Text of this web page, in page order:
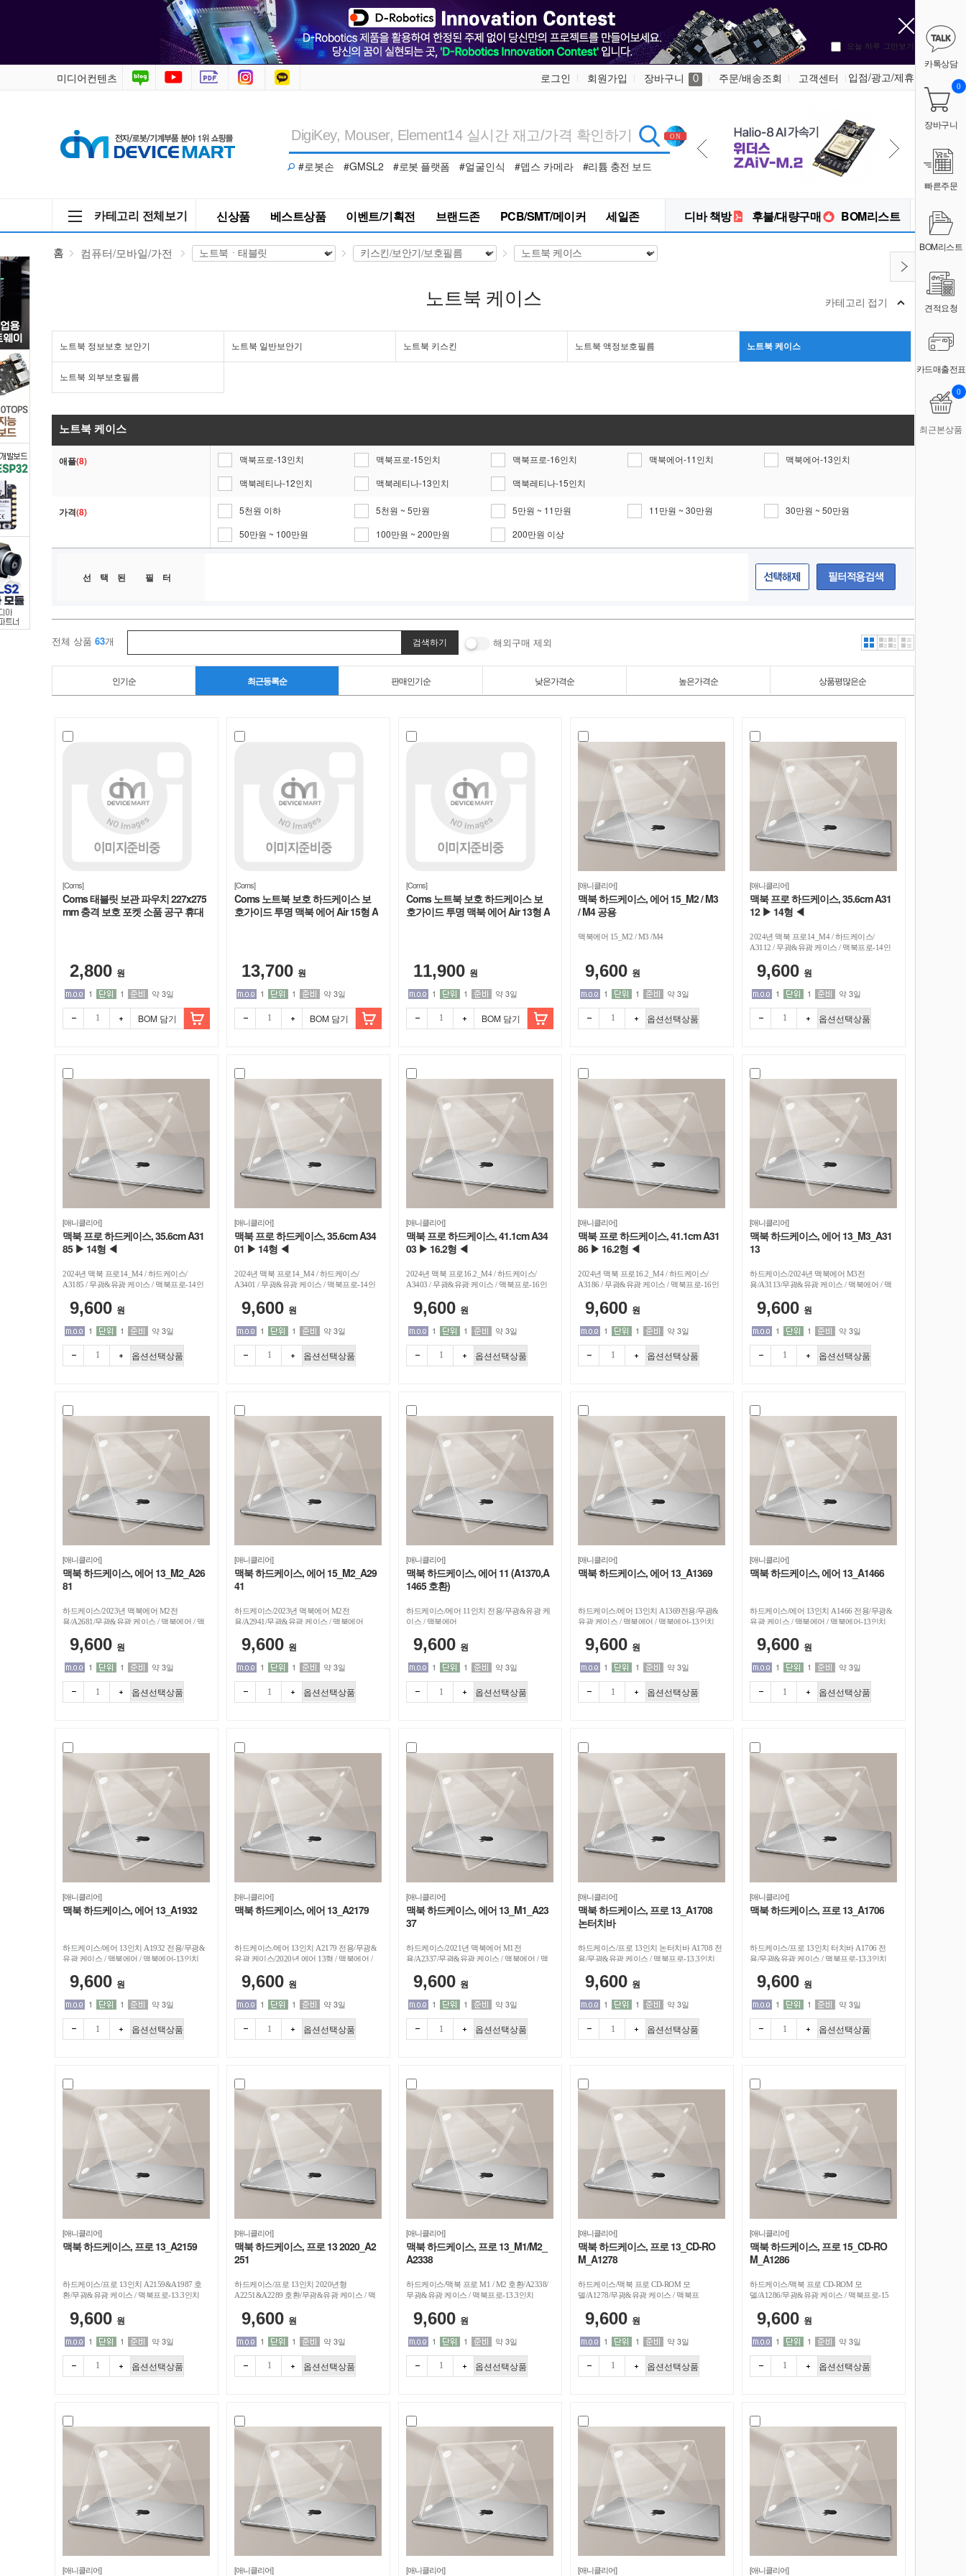
>
노
트
북
ㆍ
태
블
릿
>
키
스
킨/
오늘 하루 그만보기
미디어컨텐츠 로그인 회원가입 장바구니 0 주문/배송조회 고객센터 입점/광고/제휴
#로봇손 #GMSL2 #로봇 플랫폼 #얼굴인식 #뎁스 카메라 #리튬 충전 보드
카테고리 전체보기 신상품 베스트상품 이벤트/기획전 브랜드존 PCB/SMT/메이커 세일존 디바 책방 후불/대량구매 BOM리스트
카톡상담
장바구니
0
빠른주문
BOM리스트
견적요청
카드매출전표
최근본상품
0
홈 컴퓨터/모바일/가전
노트북 케이스 카테고리 접기
노트북 정보보호 보안기 노트북 일반보안기 노트북 키스킨 노트북 액정보호필름 노트북 케이스
노트북 외부보호필름
노트북 케이스
애플(8) 맥북프로-13인치 맥북프로-15인치 맥북프로-16인치 맥북에어-11인치
맥북에어-13인치
맥북레티나-12인치
맥북레티나-13인치 맥북레티나-15인치
가격(8) 5천원 이하 5천원 ~ 5만원 5만원 ~ 11만원 11만원 ~ 30만원
30만원 ~ 50만원
50만원 ~ 100만원
100만원 ~ 200만원 200만원 이상
선택된 필터
전체 상품 63개 해외구매 제외
인기순 최근등록순 판매인기순 낮은가격순 높은가격순 상품평많은순
[Coms]
Coms 태블릿 보관 파우치 227x275
mm 충격 보호 포켓 소품 공구 휴대
2,800 원
1 1 약 3일
빼기 더하
BOM 담기
[Coms]
Coms 노트북 보호 하드케이스 보
호가이드 투명 맥북 에어 Air 15형 A
13,700 원
1 1 약 3일
빼기 더하
BOM 담기
[Coms]
Coms 노트북 보호 하드케이스 보
호가이드 투명 맥북 에어 Air 13형 A
11,900 원
1 1 약 3일
빼기 더하
BOM 담기
[애니클리어]
맥북 하드케이스, 에어 15_M2 / M3
/ M4 공용
맥북에어 15_M2 / M3 /M4
9,600 원
1 1 약 3일
빼기 더하
옵션선택상품
[애니클리어]
맥북 프로 하드케이스, 35.6cm A31
12 ▶ 14형 ◀
2024년 맥북 프로14_M4 / 하드케이스/
A3112 / 무광&유광 케이스 / 맥북프로-14인
9,600 원
1 1 약 3일
빼기 더하
옵션선택상품
[애니클리어]
맥북 프로 하드케이스, 35.6cm A31
85 ▶ 14형 ◀
2024년 맥북 프로14_M4 / 하드케이스/
A3185 / 무광&유광 케이스 / 맥북프로-14인
9,600 원
1 1 약 3일
빼기 더하
옵션선택상품
[애니클리어]
맥북 프로 하드케이스, 35.6cm A34
01 ▶ 14형 ◀
2024년 맥북 프로14_M4 / 하드케이스/
A3401 / 무광&유광 케이스 / 맥북프로-14인
9,600 원
1 1 약 3일
빼기 더하
옵션선택상품
[애니클리어]
맥북 프로 하드케이스, 41.1cm A34
03 ▶ 16.2형 ◀
2024년 맥북 프로16.2_M4 / 하드케이스/
A3403 / 무광&유광 케이스 / 맥북프로-16인
9,600 원
1 1 약 3일
빼기 더하
옵션선택상품
[애니클리어]
맥북 프로 하드케이스, 41.1cm A31
86 ▶ 16.2형 ◀
2024년 맥북 프로16.2_M4 / 하드케이스/
A3186 / 무광&유광 케이스 / 맥북프로-16인
9,600 원
1 1 약 3일
빼기 더하
옵션선택상품
[애니클리어]
맥북 하드케이스, 에어 13_M3_A31
13
하드케이스/2024년 맥북에어 M3전
용/A3113/무광&유광 케이스 / 맥북에어 / 맥
9,600 원
1 1 약 3일
빼기 더하
옵션선택상품
[애니클리어]
맥북 하드케이스, 에어 13_M2_A26
81
하드케이스/2023년 맥북에어 M2전
용/A2681/무광&유광 케이스 / 맥북에어 / 맥
9,600 원
1 1 약 3일
빼기 더하
옵션선택상품
[애니클리어]
맥북 하드케이스, 에어 15_M2_A29
41
하드케이스/2023년 맥북에어 M2전
용/A2941/무광&유광 케이스 / 맥북에어
9,600 원
1 1 약 3일
빼기 더하
옵션선택상품
[애니클리어]
맥북 하드케이스, 에어 11 (A1370,A
1465 호환)
하드케이스/에어 11인치 전용/무광&유광 케
이스 / 맥북에어
9,600 원
1 1 약 3일
빼기 더하
옵션선택상품
[애니클리어]
맥북 하드케이스, 에어 13_A1369
하드케이스/에어 13인치 A1369전용/무광&
유광 케이스 / 맥북에어 / 맥북에어-13인치
9,600 원
1 1 약 3일
빼기 더하
옵션선택상품
[애니클리어]
맥북 하드케이스, 에어 13_A1466
하드케이스/에어 13인치 A1466 전용/무광&
유광 케이스 / 맥북에어 / 맥북에어-13인치
9,600 원
1 1 약 3일
빼기 더하
옵션선택상품
[애니클리어]
맥북 하드케이스, 에어 13_A1932
하드케이스/에어 13인치 A1932 전용/무광&
유광 케이스 / 맥북에어 / 맥북에어-13인치
9,600 원
1 1 약 3일
빼기 더하
옵션선택상품
[애니클리어]
맥북 하드케이스, 에어 13_A2179
하드케이스/에어 13인치 A2179 전용/무광&
유광 케이스/2020년 에어 13형 / 맥북에어 /
9,600 원
1 1 약 3일
빼기 더하
옵션선택상품
[애니클리어]
맥북 하드케이스, 에어 13_M1_A23
37
하드케이스/2021년 맥북에어 M1전
용/A2337/무광&유광 케이스 / 맥북에어 / 맥
9,600 원
1 1 약 3일
빼기 더하
옵션선택상품
[애니클리어]
맥북 하드케이스, 프로 13_A1708
논터치바
하드케이스/프로 13인치 논터치바 A1708 전
용/무광&유광 케이스 / 맥북프로-13.3인치
9,600 원
1 1 약 3일
빼기 더하
옵션선택상품
[애니클리어]
맥북 하드케이스, 프로 13_A1706
하드케이스/프로 13인치 터치바 A1706 전
용/무광&유광 케이스 / 맥북프로-13.3인치
9,600 원
1 1 약 3일
빼기 더하
옵션선택상품
[애니클리어]
맥북 하드케이스, 프로 13_A2159
하드케이스/프로 13인치 A2159&A1987 호
환/무광&유광 케이스 / 맥북프로-13.3인치
9,600 원
1 1 약 3일
옵션선택상품
[애니클리어]
맥북 하드케이스, 프로 13 2020_A2
251
하드케이스/프로 13인치 2020년형
A2251&A2289 호환/무광&유광 케이스 / 맥
9,600 원
1 1 약 3일
옵션선택상품
[애니클리어]
맥북 하드케이스, 프로 13_M1/M2_
A2338
하드케이스/맥북 프로 M1 / M2 호환/A2338/
무광&유광 케이스 / 맥북프로-13.3인치
9,600 원
1 1 약 3일
옵션선택상품
[애니클리어]
맥북 하드케이스, 프로 13_CD-RO
M_A1278
하드케이스/맥북 프로 CD-ROM 모
델/A1278/무광&유광 케이스 / 맥북프
9,600 원
1 1 약 3일
옵션선택상품
[애니클리어]
맥북 하드케이스, 프로 15_CD-RO
M_A1286
하드케이스/맥북 프로 CD-ROM 모
델/A1286/무광&유광 케이스 / 맥북프로-15
9,600 원
1 1 약 3일
옵션선택상품
[애니클리어] [애니클리어] [애니클리어] [애니클리어] [애니클리어]